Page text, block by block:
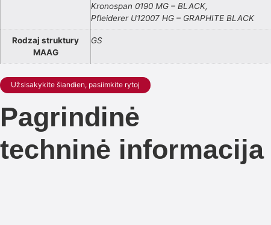
Kronospan 0190 MG – BLACK,
Pfleiderer U12007 HG – GRAPHITE BLACK
Rodzaj struktury
MAAG
GS
Užsisakykite šiandien, pasiimkite rytoj
Pagrindinė
techninė informacija